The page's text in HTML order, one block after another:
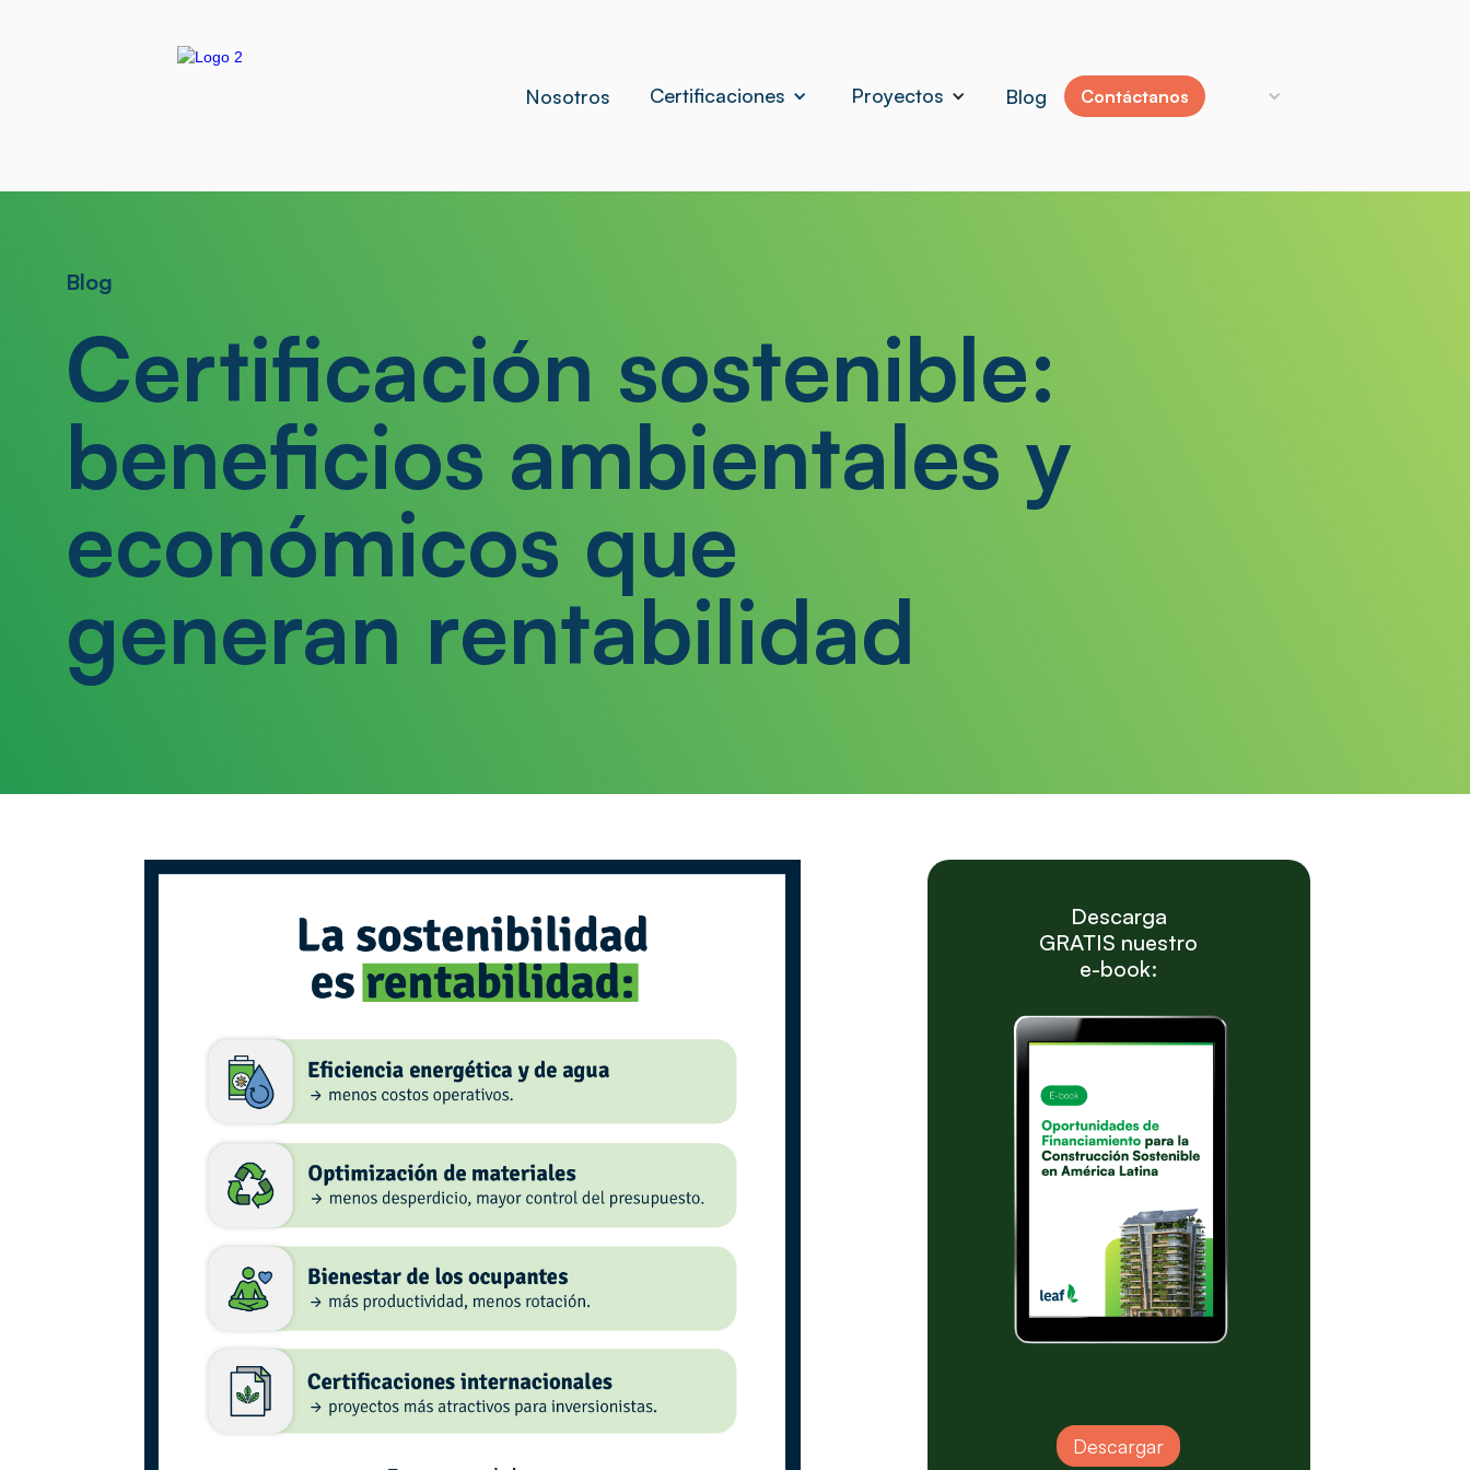
Nosotros Certificaciones Proyectos Blog Contáctanos
Blog
Certificación sostenible:
beneficios ambientales y
económicos que
generan rentabilidad
Descarga
GRATIS nuestro
e-book:
Descargar